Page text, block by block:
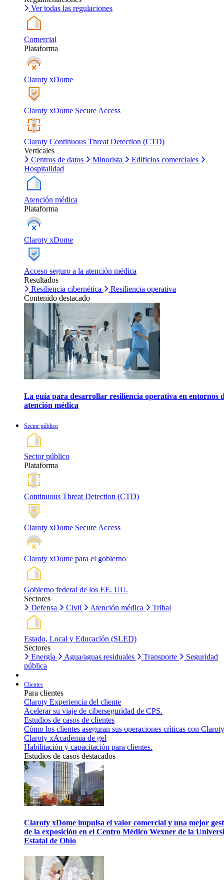
Ver todas las regulaciones
Comercial
Plataforma
Claroty xDome
Claroty xDome Secure Access
Claroty Continuous Threat Detection (CTD)
Verticales
Centros de datos
Minorista
Edificios comerciales
Hospitalidad
Atención médica
Plataforma
Claroty xDome
Acceso seguro a la atención médica
Resultados
Resiliencia cibernética
Resiliencia operativa
Contenido destacado
La guía para desarrollar resiliencia operativa en entornos
atención médica
Sector público
Sector público
Plataforma
Continuous Threat Detection (CTD)
Claroty xDome Secure Access
Claroty xDome para el gobierno
Gobierno federal de los EE. UU.
Sectores
Defensa
Civil Atención médica Tribal
Estado, Local y Educación (SLED)
Sectores
Energía
Agua/aguas residuales Transporte
Seguridad
pública
Clientes
Para clientes
Claroty Experiencia del cliente
Acelerar su viaje de ciberseguridad de CPS.
Estudios de casos de clientes
Cómo los clientes aseguran sus operaciones críticas con
Claroty xAcademia de gel
Habilitación y capacitación para clientes.
Estudios de casos destacados
Claroty xDome impulsa el valor comercial y una mejor
de la exposición en el Centro Médico Wexner de la
Estatal de Ohio